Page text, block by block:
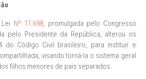
Nº 11.698, promulgada pelo Congresso
pelo Presidente da República, alterou os
do Código Civil brasileiro, para instituir e
visando torná-la o sistema geral
filhos menores de pais separados.